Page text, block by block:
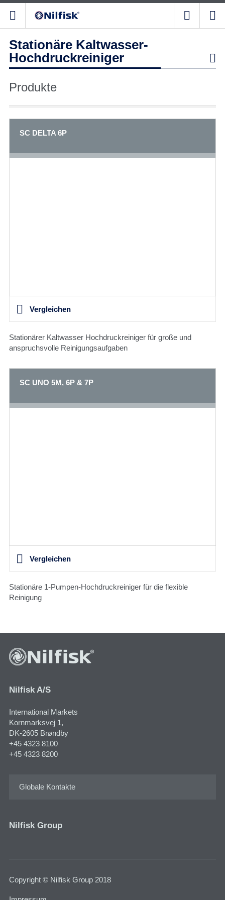
Stationäre Kaltwasser-
Hochdruckreiniger

Produkte
SC DELTA 6P
Vergleichen
Stationärer Kaltwasser Hochdruckreiniger für große und
anspruchsvolle Reinigungsaufgaben
SC UNO 5M, 6P & 7P
Vergleichen
Stationäre 1-Pumpen-Hochdruckreiniger für die flexible
Reinigung
Nilfisk A/S
International Markets
Kornmarksvej 1​,
DK-2605 Brøndby
+45 4323 8100
+45 4323 8200
Globale Kontakte
Nilfisk Group
Copyright © Nilfisk Group 2018